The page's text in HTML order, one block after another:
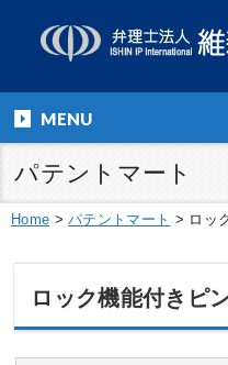
MENU
パテントマート
Home >パテントマート > ロッ
ロック機能付きピ